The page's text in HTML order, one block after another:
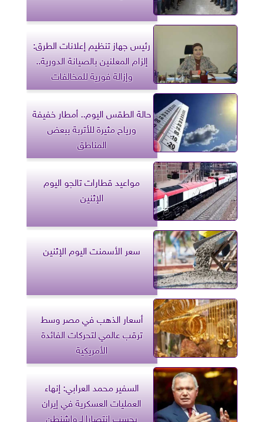
رئيس جهاز تنظيم إعلانات الطرق:
إلزام المعلنين بالصيانة الدورية..
وإزالة فورية للمخالفات
حالة الطقس اليوم.. أمطار خفيفة
ورياح مثيرة للأتربة ببعض
المناطق
مواعيد قطارات تالجو اليوم
الإثنين
سعر الأسمنت اليوم الإثنين
أسعار الذهب في مصر وسط
ترقب عالمي لتحركات الفائدة
الأمريكية
السفير محمد العرابي: إنهاء
العمليات العسكرية في إيران
يحسب انتصارا لـ واشنطن